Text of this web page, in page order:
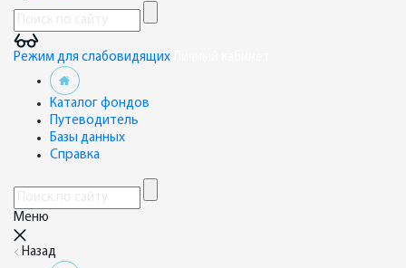
Режим для слабовидящих
Каталог фондов
Путеводитель
Базы данных
Справка
Меню
Назад